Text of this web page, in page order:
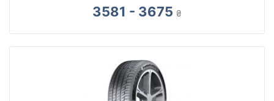
3581 - 3675 ₴